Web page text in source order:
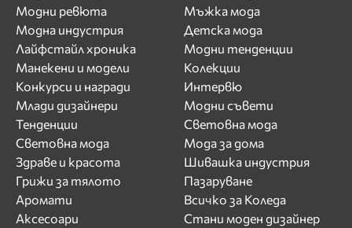
Модни ревюта
Модна индустрия
Лайфстайл хроника
Манекени и модели
Конкурси и награди
Млади дизайнери
Тенденции
Световна мода
Здраве и красота
Грижи за тялото
Аромати
Аксесоари
Мъжка мода
Детска мода
Модни тенденции
Колекции
Интервю
Модни съвети
Световна мода
Мода за дома
Шивашка индустрия
Пазаруване
Всичко за Коледа
Стани моден дизайнер